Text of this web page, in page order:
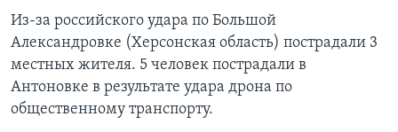
Из-за российского удара по Большой
Александровке (Херсонская область) пострадали 3
местных жителя. 5 человек пострадали в
Антоновке в результате удара дрона по
общественному транспорту.